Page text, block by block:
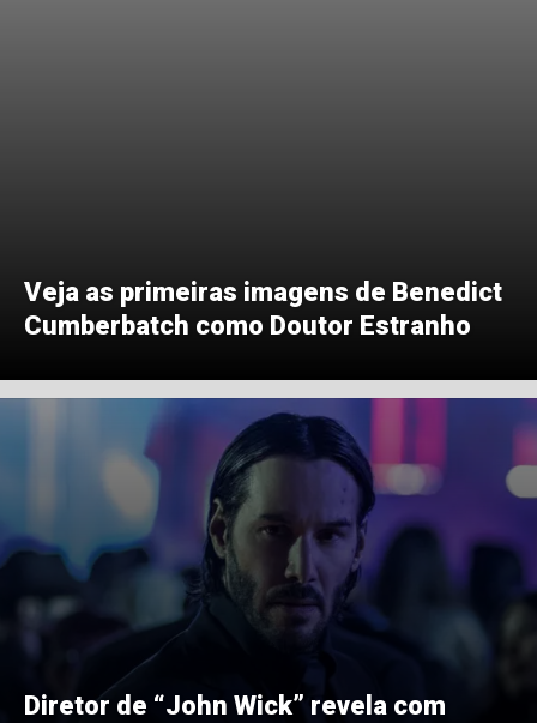
Veja as primeiras imagens de Benedict
Cumberbatch como Doutor Estranho
Diretor de “John Wick” revela com